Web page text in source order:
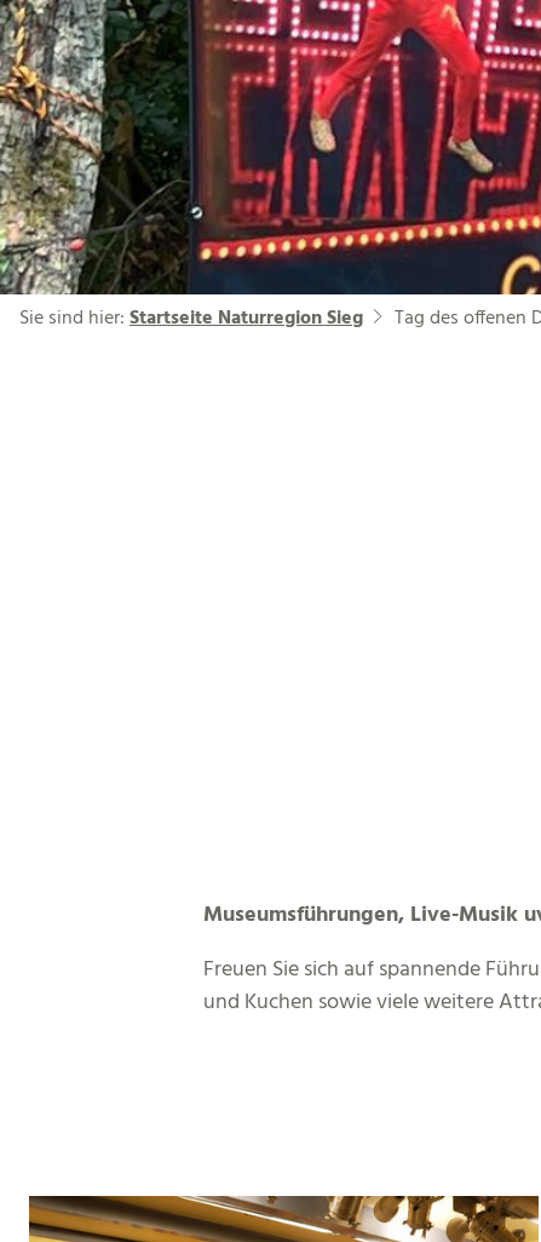
Sie sind hier:Startseite Naturregion Sieg Tag des offenen
Museumsführungen, Live-Musik
Freuen Sie sich auf spannende
und Kuchen sowie viele weitere